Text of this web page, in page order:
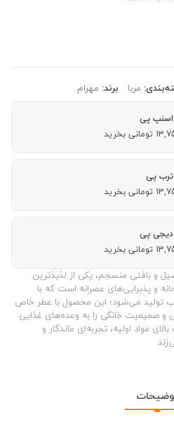
مربا برند: مهرام
اسنپ پی
ترب پی
دیجی پی
و بافتی منسجم، یکی از لذیذترین
و پذیرایی‌های عصرانه است که با
تولید می‌شود؛ این محصول با عطر خاص
صمیمیت خانگی را به وعده‌های غذایی
مواد اولیه، تجربه‌ای ماندگار و